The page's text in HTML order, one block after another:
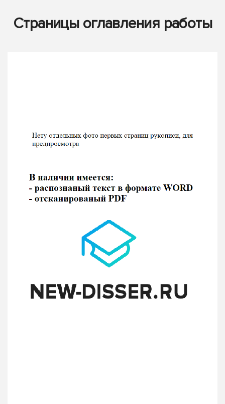
Страницы оглавления работы